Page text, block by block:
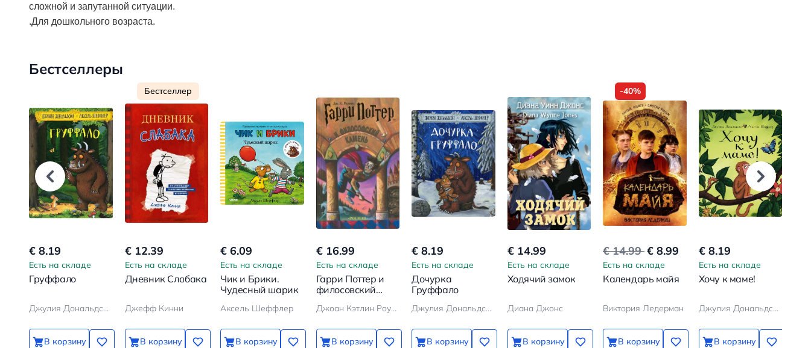
сложной и запутанной ситуации.
.Для дошкольного возраста.
Бестселлеры
€ 8.19
Есть на складе
Груффало
Джулия Дональдсон, Аксель Шеффлер
В корзину
Бестселлер
€ 12.39
Есть на складе
Дневник Слабака
Джефф Кинни
В корзину
€ 6.09
Есть на складе
Чик и Брики.
Чудесный шарик
Аксель Шеффлер
В корзину
€ 16.99
Есть на складе
Гарри Поттер и
филосовский
Джоан Кэтлин Роулинг
В корзину
€ 8.19
Есть на складе
Дочурка
Груффало
Джулия Дональдсон
В корзину
€ 14.99
Есть на складе
Ходячий замок
Диана Джонс
В корзину
-40%
€ 14.99€ 8.99
Есть на складе
Календарь майя
Виктория Ледерман
В корзину
€ 8.19
Есть на складе
Хочу к маме!
Джулия Дональдсон, Аксель Шеффлер
В корзину